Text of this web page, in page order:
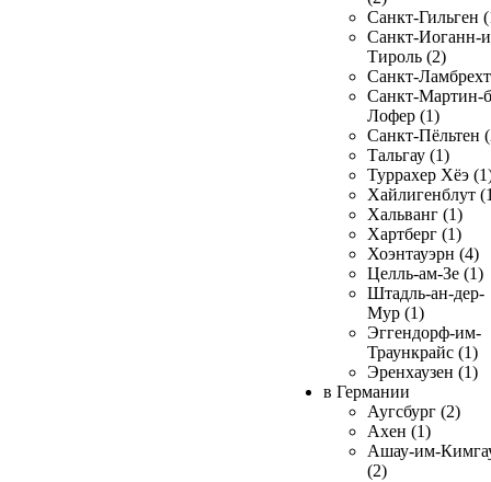
Санкт-Гильген
Санкт-Иоганн-
Тироль (2)
Санкт-
Санкт-Мартин-
Лофер (1)
Санкт-Пёльтен
Тальгау (1)
Туррахер Хёэ
Хайлигенблут
Хальванг (1)
Хартберг (1)
Хоэнтауэрн (4)
Целль-ам-Зе (1)
Штадль-ан-дер-
Мур (1)
Эггендорф-им-
Траункрайс (1)
Эренхаузен (1)
в Германии
Аугсбург (2)
Ахен (1)
Ашау-им-
(2)